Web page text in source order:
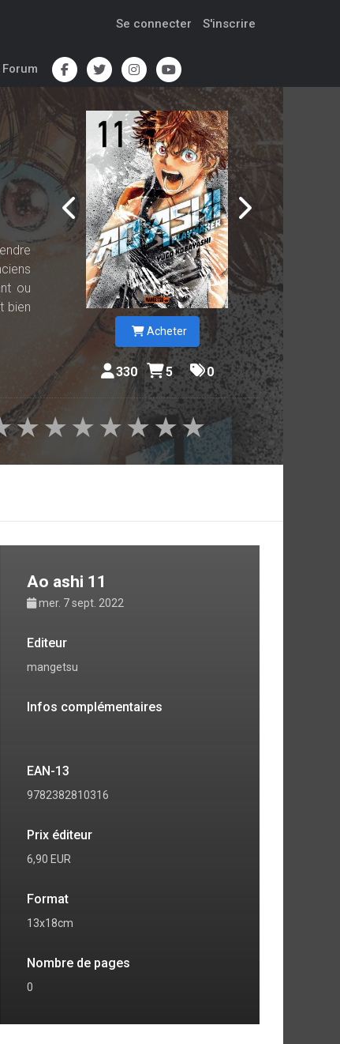
Se connecter S'inscrire
Forum
ou
bien
en
Acheter
330 5 0
★
★
★
★
★
★
★
Ao ashi 11
mer. 7 sept. 2022
Editeur
mangetsu
Infos complémentaires
EAN-13
9782382810316
Prix éditeur
6,90 EUR
Format
13x18cm
Nombre de pages
0